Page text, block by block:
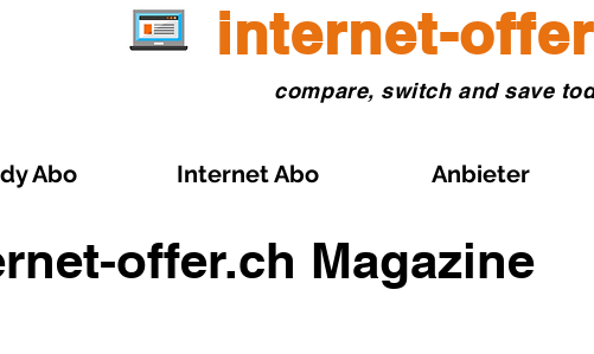
internet-offer
compare, switch and save
Abo Internet Abo Anbieter
offer.ch Magazine